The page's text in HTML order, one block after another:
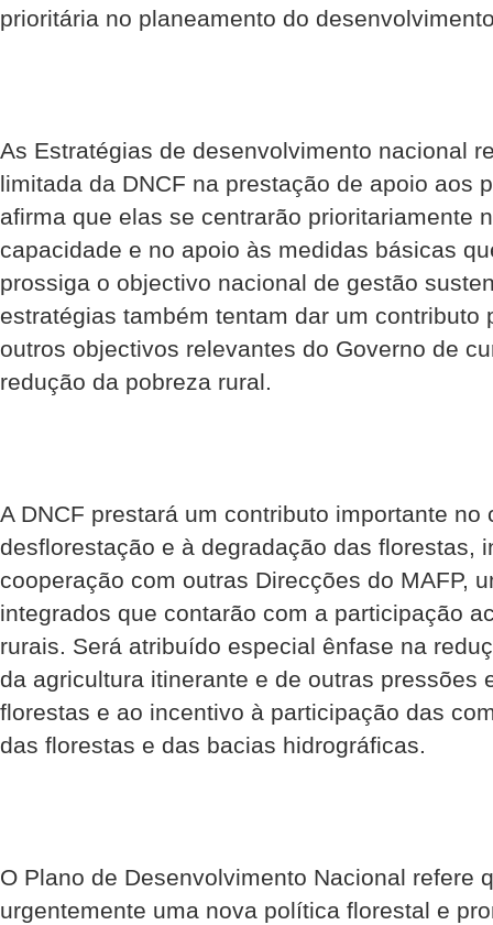
prioritária no planeamento do
As Estratégias de desenvolvimento nacional
limitada da DNCF na prestação de apoio aos
afirma que elas se centrarão prioritariamente
capacidade e no apoio às medidas básicas
prossiga o objectivo nacional de gestão
estratégias também tentam dar um contributo
outros objectivos relevantes do Governo de
redução da pobreza rural.
A DNCF prestará um contributo importante no
desflorestação e à degradação das florestas,
cooperação com outras Direcções do MAFP,
integrados que contarão com a participação
rurais. Será atribuído especial ênfase na
da agricultura itinerante e de outras pressões
florestas e ao incentivo à participação das
das florestas e das bacias hidrográficas.
O Plano de Desenvolvimento Nacional refere
urgentemente uma nova política florestal e